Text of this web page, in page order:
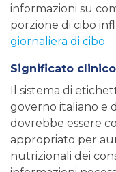
informazioni su
porzione di cibo
giornaliera di cibo.
Significato clinico
Il sistema di
governo italiano e
dovrebbe essere
appropriato per
nutrizionali dei